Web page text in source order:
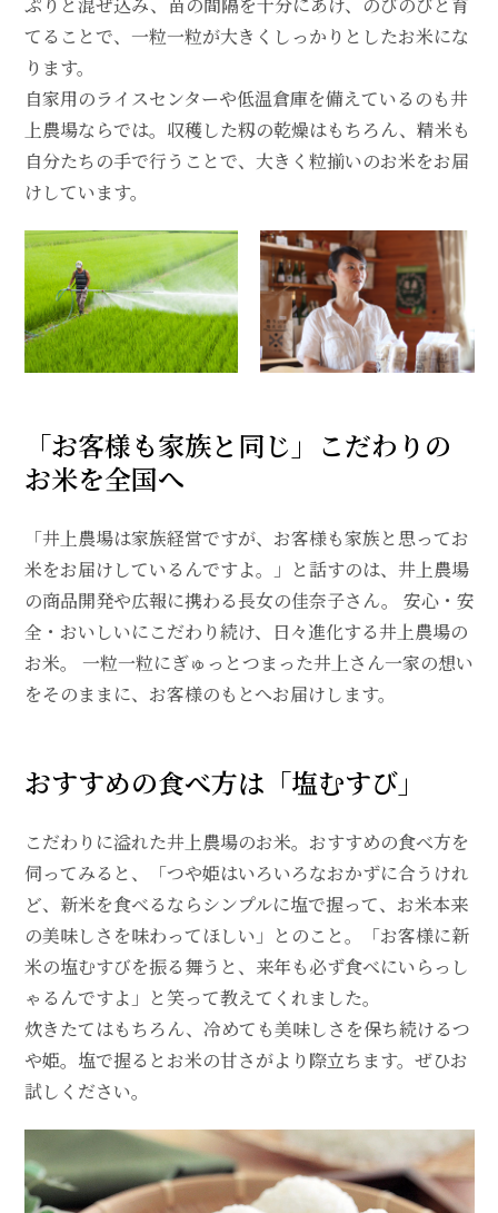
てることで、一粒一粒が大きくしっかりとしたお米にな
ります。
自家用のライスセンターや低温倉庫を備えているのも井
上農場ならでは。収穫した籾の乾燥はもちろん、精米も
自分たちの手で行うことで、大きく粒揃いのお米をお届
けしています。
「お客様も家族と同じ」こだわりの
お米を全国へ
「井上農場は家族経営ですが、お客様も家族と思ってお
米をお届けしているんですよ。」と話すのは、井上農場
の商品開発や広報に携わる長女の佳奈子さん。 安心・安
全・おいしいにこだわり続け、日々進化する井上農場の
お米。 一粒一粒にぎゅっとつまった井上さん一家の想い
をそのままに、お客様のもとへお届けします。
おすすめの食べ方は「塩むすび」
こだわりに溢れた井上農場のお米。おすすめの食べ方を
伺ってみると、「つや姫はいろいろなおかずに合うけれ
ど、新米を食べるならシンプルに塩で握って、お米本来
の美味しさを味わってほしい」とのこと。「お客様に新
米の塩むすびを振る舞うと、来年も必ず食べにいらっし
ゃるんですよ」と笑って教えてくれました。
炊きたてはもちろん、冷めても美味しさを保ち続けるつ
や姫。塩で握るとお米の甘さがより際立ちます。ぜひお
試しください。